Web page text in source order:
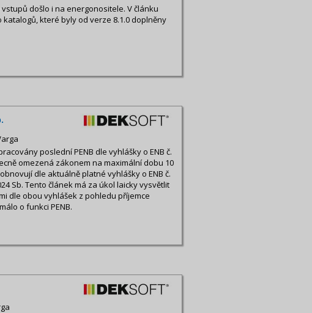
došlo i na energonositele. V článku
které byly od verze 8.1.0 doplněny
poslední PENB dle vyhlášky o ENB č.
omezená zákonem na maximální dobu 10
dle aktuálně platné vyhlášky o ENB č.
Sb. Tento článek má za úkol laicky vysvětlit
dle obou vyhlášek z pohledu příjemce
o funkci PENB.